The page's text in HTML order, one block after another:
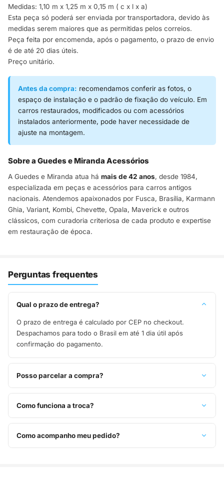
Medidas: 1,10 m x 1,25 m x 0,15 m ( c x l x a)
Esta peça só poderá ser enviada por transportadora, devido às
medidas serem maiores que as permitidas pelos correios.
Peça feita por encomenda, após o pagamento, o prazo de envio
é de até 20 dias úteis.
Preço unitário.
Antes da compra: recomendamos conferir as fotos, o
espaço de instalação e o padrão de fixação do veículo. Em
carros restaurados, modificados ou com acessórios
instalados anteriormente, pode haver necessidade de
ajuste na montagem.
Sobre a Guedes e Miranda Acessórios
A Guedes e Miranda atua há mais de 42 anos, desde 1984,
especializada em peças e acessórios para carros antigos
nacionais. Atendemos apaixonados por Fusca, Brasília, Karmann
Ghia, Variant, Kombi, Chevette, Opala, Maverick e outros
clássicos, com curadoria criteriosa de cada produto e expertise
em restauração de época.
Perguntas frequentes
Qual o prazo de entrega?
O prazo de entrega é calculado por CEP no checkout.
Despachamos para todo o Brasil em até 1 dia útil após
confirmação do pagamento.
Posso parcelar a compra?
Sim, parcelamos em até 10x sem juros no cartão de crédito,
ou pague à vista no Pix com 8% de desconto.
Como funciona a troca?
Você tem 7 dias após o recebimento para solicitar troca.
Basta entrar em contato pelo WhatsApp ou e-mail.
Como acompanho meu pedido?